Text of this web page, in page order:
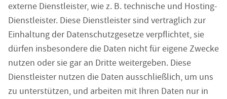
externe Dienstleister, wie z. B. technische und Hosting-
Dienstleister. Diese Dienstleister sind vertraglich zur
Einhaltung der Datenschutzgesetze verpflichtet, sie
dürfen insbesondere die Daten nicht für eigene Zwecke
nutzen oder sie gar an Dritte weitergeben. Diese
Dienstleister nutzen die Daten ausschließlich, um uns
zu unterstützen, und arbeiten mit Ihren Daten nur in